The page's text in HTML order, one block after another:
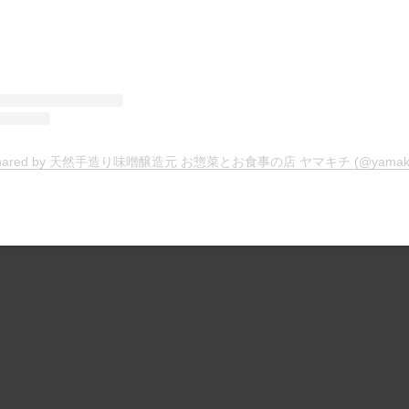
by 天然手造り味噌醸造元 お惣菜とお食事の店 ヤマキチ